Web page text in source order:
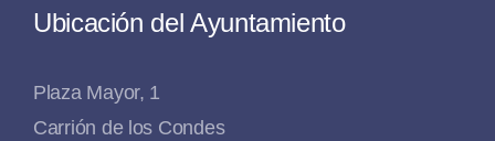
Ubicación del Ayuntamiento
Plaza Mayor, 1
Carrión de los Condes